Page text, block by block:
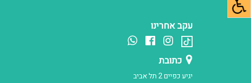
עקב אחרינו
כתובת
יגיע כפיים 2 תל אביב